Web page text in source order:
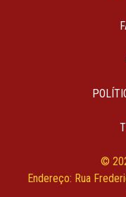
©
Endereço: Rua